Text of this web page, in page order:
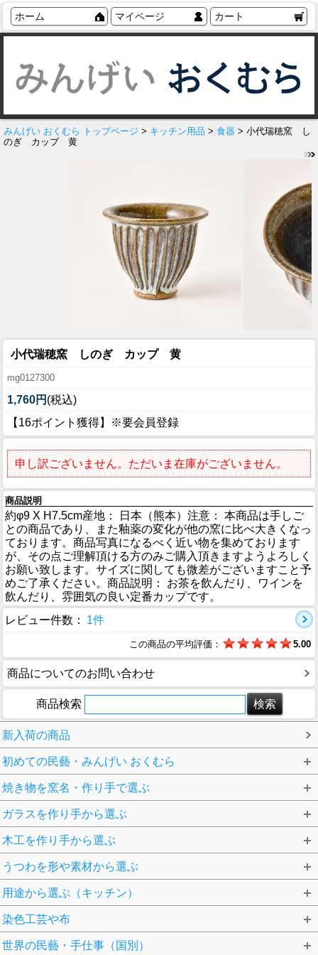
ホーム マイページ カート
みんげい おくむら トップページ > キッチン用品 > 食器 > 小代瑞穂窯 し
のぎ カップ 黄
小代瑞穂窯 しのぎ カップ 黄
mg0127300
1,760円 (税込)
【16ポイント獲得】※要会員登録
申し訳ございません。ただいま在庫がございません。
商品説明
約φ9 X H7.5cm産地： 日本（熊本）注意： 本商品は手しご
との商品であり、また釉薬の変化が他の窯に比べ大きくなっ
ております。商品写真になるべく近い物を集めております
が、その点ご理解頂ける方のみご購入頂きますようよろしく
お願い致します。サイズに関しても微差がございますこと予
めご了承ください。商品説明： お茶を飲んだり、ワインを
飲んだり、雰囲気の良い定番カップです。
レビュー件数：
1件
この商品の平均評価： 5.00
商品についてのお問い合わせ
商品検索
新入荷の商品
初めての民藝・みんげい おくむら
焼き物を窯名・作り手で選ぶ
ガラスを作り手から選ぶ
木工を作り手から選ぶ
うつわを形や素材から選ぶ
用途から選ぶ（キッチン）
染色工芸や布
世界の民藝・手仕事（国別）